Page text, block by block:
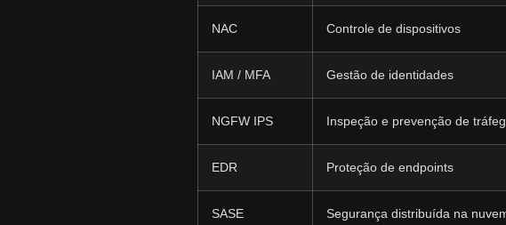
NAC Controle de dispositivos
IAM / MFA Gestão de identidades
NGFW IPS Inspeção e prevenção de
EDR Proteção de endpoints
SASE Segurança distribuída na